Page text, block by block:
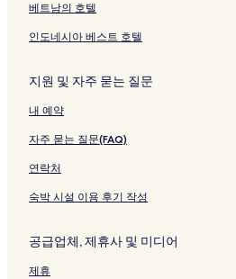
베트남의 호텔
인도네시아 베스트 호텔
지원 및 자주 묻는 질문
내 예약
자주 묻는 질문(FAQ)
연락처
숙박 시설 이용 후기 작성
공급업체, 제휴사 및 미디어
제휴